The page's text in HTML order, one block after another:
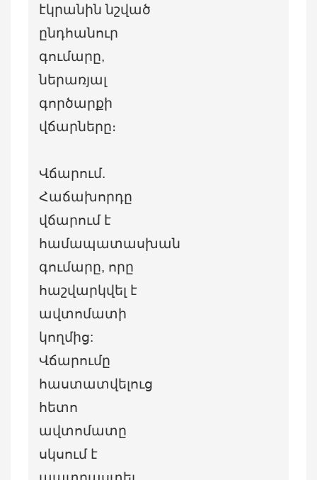
էկրանին նշված
ընդհանուր
գումարը,
ներառյալ
գործարքի
վճարները։
Վճարում.
Հաճախորդը
վճարում է
համապատասխան
գումարը, որը
հաշվարկվել է
ավտոմատի
կողմից:
Վճարումը
հաստատվելուց
հետո
ավտոմատը
սկսում է